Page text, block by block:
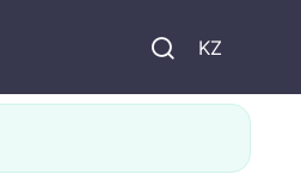
KZ